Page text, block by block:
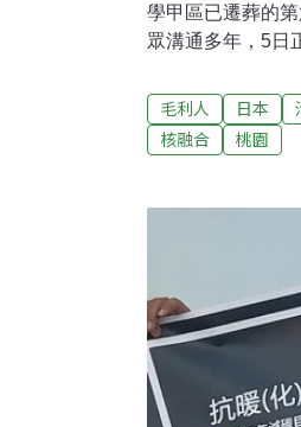
學甲區已遷葬的
眾溝通多年，5日
脫煤者聯盟 七家
府主動與轄內七
煤，具體作為受
汽電龜山廠、觀
學，環保局將持
毛利人 日本
核融合
桃園